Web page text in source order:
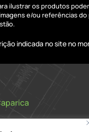
ilustrar os produtos
e/ou referências
indicada no site no